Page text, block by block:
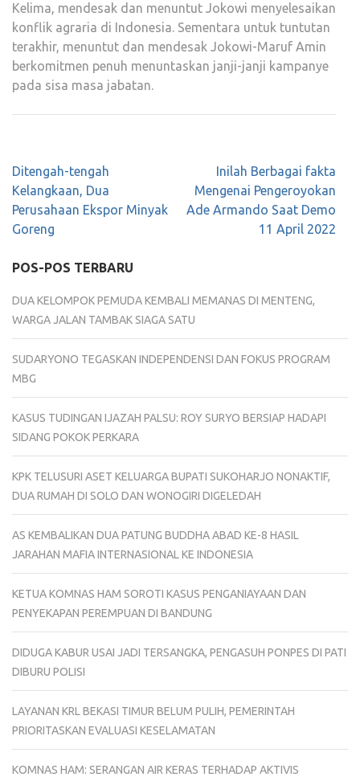
Kelima, mendesak dan menuntut Jokowi menyelesaikan
konflik agraria di Indonesia. Sementara untuk tuntutan
terakhir, menuntut dan mendesak Jokowi-Maruf Amin
berkomitmen penuh menuntaskan janji-janji kampanye
pada sisa masa jabatan.
Navigasi
pos
Ditengah-tengah
Kelangkaan, Dua
Perusahaan Ekspor Minyak
Goreng
Inilah Berbagai fakta
Mengenai Pengeroyokan
Ade Armando Saat Demo
11 April 2022
POS-POS TERBARU
DUA KELOMPOK PEMUDA KEMBALI MEMANAS DI MENTENG,
WARGA JALAN TAMBAK SIAGA SATU
SUDARYONO TEGASKAN INDEPENDENSI DAN FOKUS PROGRAM
MBG
KASUS TUDINGAN IJAZAH PALSU: ROY SURYO BERSIAP HADAPI
SIDANG POKOK PERKARA
KPK TELUSURI ASET KELUARGA BUPATI SUKOHARJO NONAKTIF,
DUA RUMAH DI SOLO DAN WONOGIRI DIGELEDAH
AS KEMBALIKAN DUA PATUNG BUDDHA ABAD KE-8 HASIL
JARAHAN MAFIA INTERNASIONAL KE INDONESIA
KETUA KOMNAS HAM SOROTI KASUS PENGANIAYAAN DAN
PENYEKAPAN PEREMPUAN DI BANDUNG
DIDUGA KABUR USAI JADI TERSANGKA, PENGASUH PONPES DI PATI
DIBURU POLISI
LAYANAN KRL BEKASI TIMUR BELUM PULIH, PEMERINTAH
PRIORITASKAN EVALUASI KESELAMATAN
KOMNAS HAM: SERANGAN AIR KERAS TERHADAP AKTIVIS